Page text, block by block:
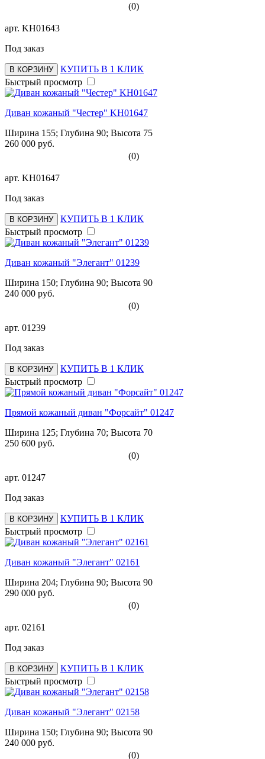
(0)
арт. KH01643
Под заказ
В КОРЗИНУ
КУПИТЬ В 1 КЛИК
Быстрый просмотр
Диван кожаный "Честер" KH01647
Ширина 155; Глубина 90; Высота 75
260 000 руб.
(0)
арт. KH01647
Под заказ
В КОРЗИНУ
КУПИТЬ В 1 КЛИК
Быстрый просмотр
Диван кожаный "Элегант" 01239
Ширина 150; Глубина 90; Высота 90
240 000 руб.
(0)
арт. 01239
Под заказ
В КОРЗИНУ
КУПИТЬ В 1 КЛИК
Быстрый просмотр
Прямой кожаный диван "Форсайт" 01247
Ширина 125; Глубина 70; Высота 70
250 600 руб.
(0)
арт. 01247
Под заказ
В КОРЗИНУ
КУПИТЬ В 1 КЛИК
Быстрый просмотр
Диван кожаный "Элегант" 02161
Ширина 204; Глубина 90; Высота 90
290 000 руб.
(0)
арт. 02161
Под заказ
В КОРЗИНУ
КУПИТЬ В 1 КЛИК
Быстрый просмотр
Диван кожаный "Элегант" 02158
Ширина 150; Глубина 90; Высота 90
240 000 руб.
(0)